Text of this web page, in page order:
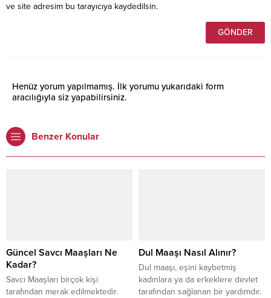
ve site adresim bu tarayıcıya kaydedilsin.
Henüz yorum yapılmamış. İlk yorumu yukarıdaki form
aracılığıyla siz yapabilirsiniz.
Benzer Konular
Güncel Savcı Maaşları Ne
Kadar?
Savcı Maaşları birçok kişi
tarafından merak edilmektedir.
Dul Maaşı Nasıl Alınır?
Dul maaşı, eşini kaybetmiş
kadınlara ya da erkeklere devlet
tarafından sağlanan bir yardımdır.